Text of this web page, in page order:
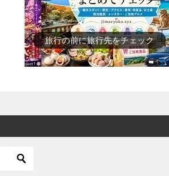
旅行の前に旅行先をチェック